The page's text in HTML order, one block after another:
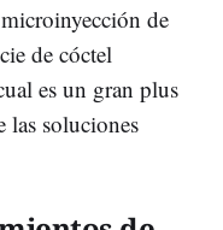
de
de cóctel
es un gran plus
las soluciones